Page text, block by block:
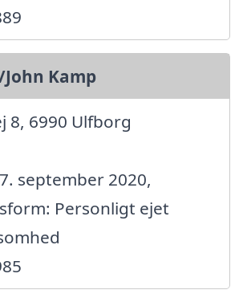
John Kamp
8, 6990 Ulfborg
september 2020,
Personligt ejet